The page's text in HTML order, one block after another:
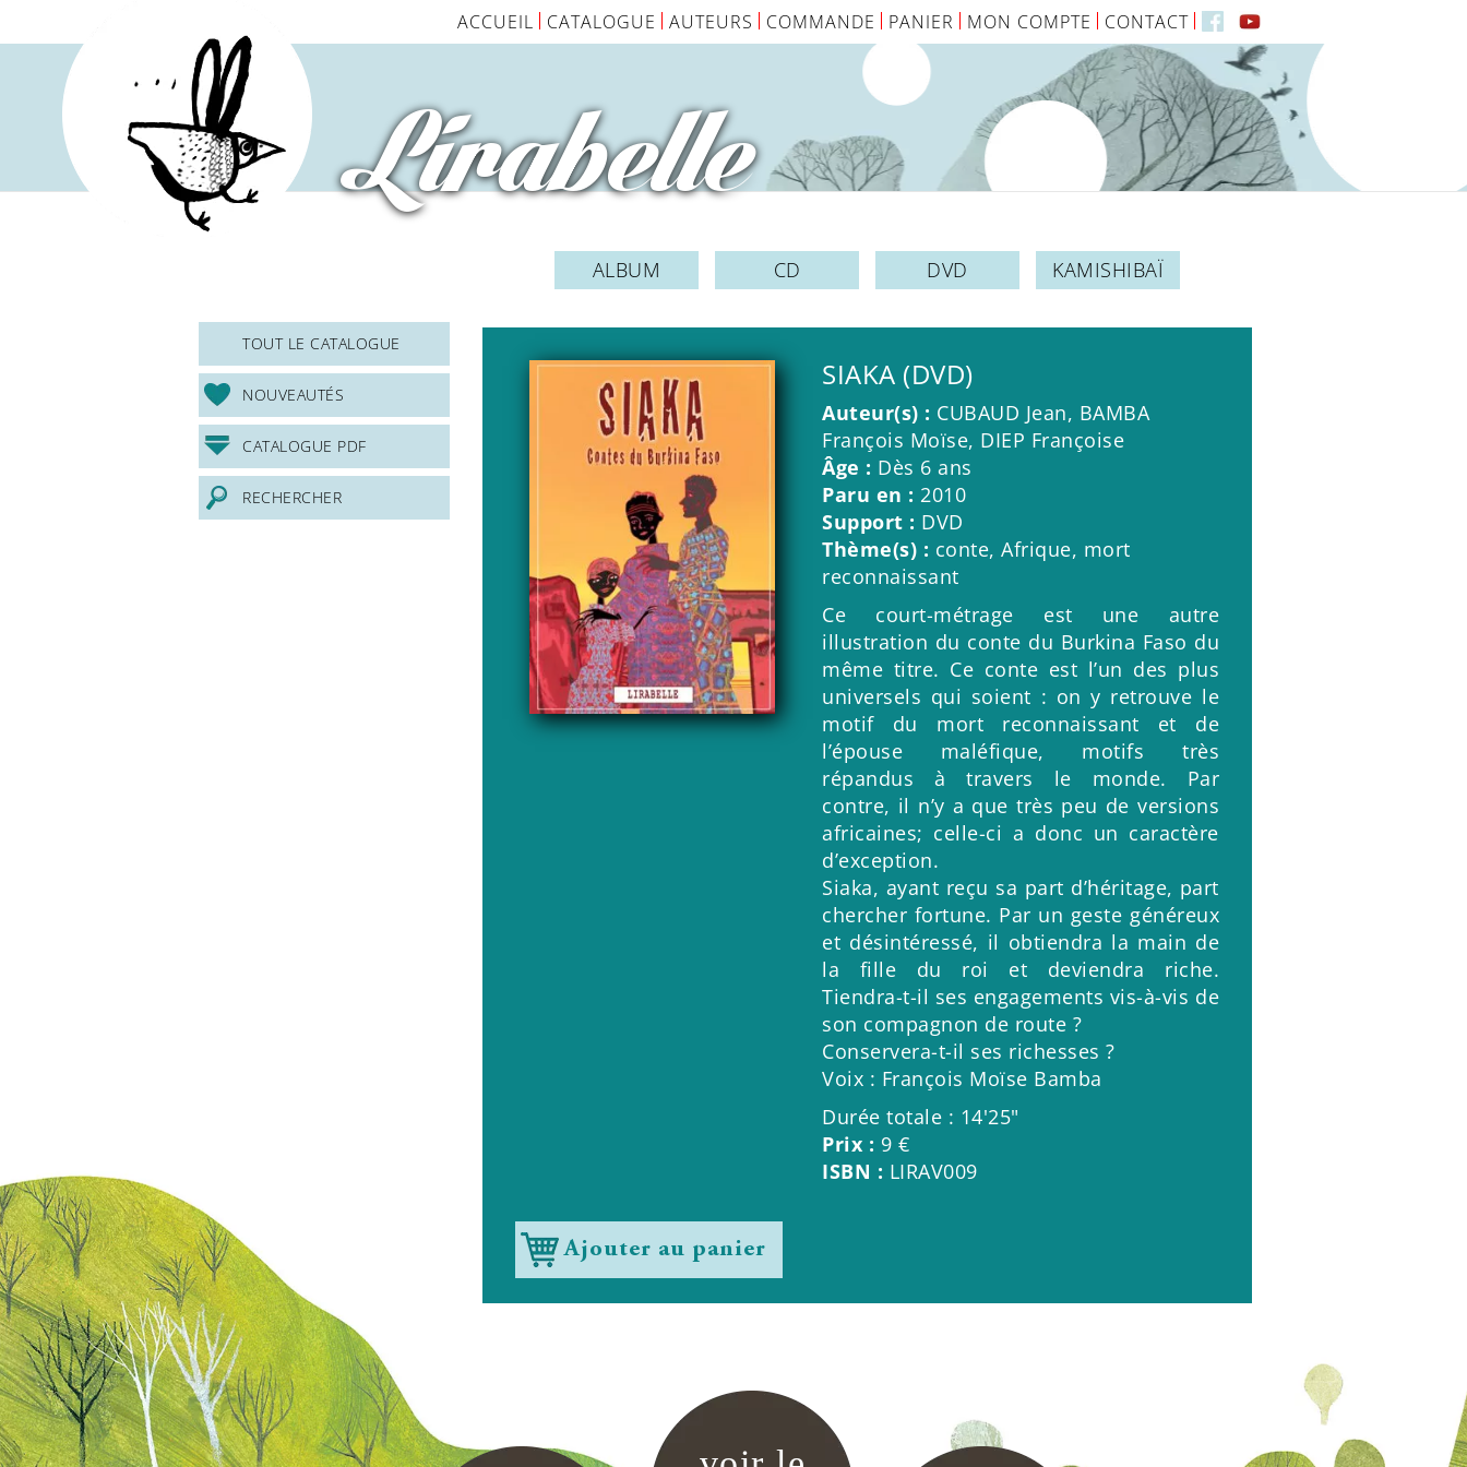
Lirabelle
ACCUEIL CATALOGUE AUTEURS COMMANDE PANIER MON COMPTE CONTACT
TOUT LE CATALOGUE
NOUVEAUTÉS
CATALOGUE PDF
RECHERCHER
ALBUM CD DVD KAMISHIBAÏ
SIAKA (DVD)
Auteur(s) : CUBAUD Jean, BAMBA
François Moïse, DIEP Françoise
Âge : Dès 6 ans
Paru en : 2010
Support : DVD
Thème(s) : conte, Afrique, mort
reconnaissant
Ce court-métrage est une autre
illustration du conte du Burkina Faso du
même titre. Ce conte est l’un des plus
universels qui soient : on y retrouve le
motif du mort reconnaissant et de
l’épouse maléfique, motifs très
répandus à travers le monde. Par
contre, il n’y a que très peu de versions
africaines; celle-ci a donc un caractère
d’exception.
Siaka, ayant reçu sa part d’héritage, part
chercher fortune. Par un geste généreux
et désintéressé, il obtiendra la main de
la fille du roi et deviendra riche.
Tiendra-t-il ses engagements vis-à-vis de
son compagnon de route ?
Conservera-t-il ses richesses ?
Voix : François Moïse Bamba
Durée totale : 14'25"
Prix : 9 €
ISBN : LIRAV009
Ajouter au panier